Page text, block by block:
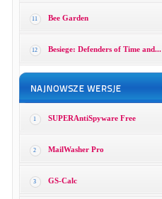
11 Bee Garden
12 Besiege: Defenders of Time and...
1 SUPERAntiSpyware Free
2 MailWasher Pro
3 GS-Calc